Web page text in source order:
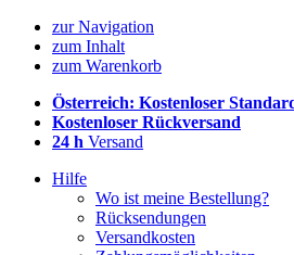
zur Navigation
zum Inhalt
zum Warenkorb
Österreich: Kostenloser
Kostenloser Rückversand
24 h Versand
Hilfe
Wo ist meine Bestellung?
Rücksendungen
Versandkosten